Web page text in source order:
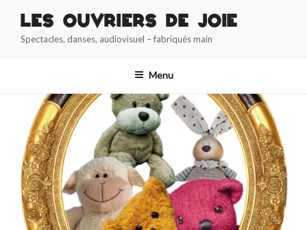
contenu
Les Ouvriers de Joie
Spectacles, danses, audiovisuel – fabriqués main
Menu